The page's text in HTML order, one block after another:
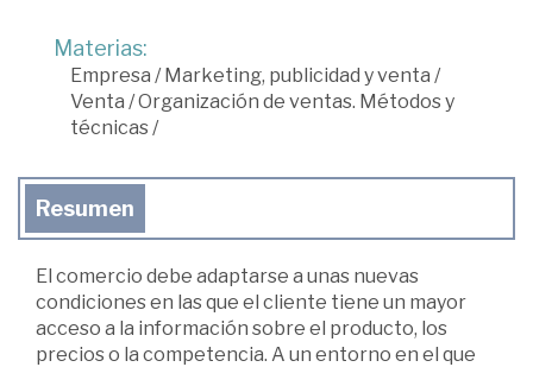
Materias:
Empresa /Marketing, publicidad y venta /
Venta /Organización de ventas. Métodos y
técnicas/
Resumen
El comercio debe adaptarse a unas nuevas
condiciones en las que el cliente tiene un mayor
acceso a la información sobre el producto, los
precios o la competencia. A un entorno en el que